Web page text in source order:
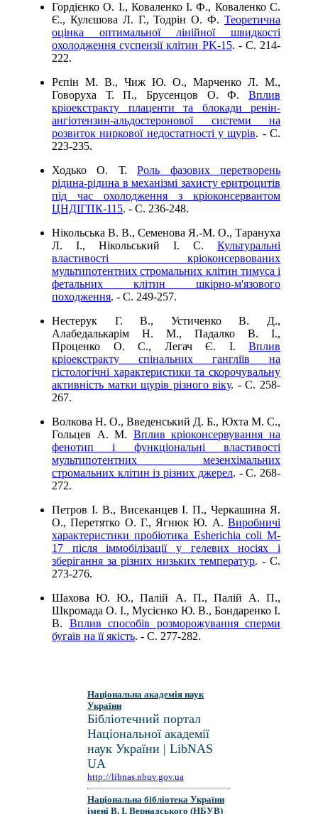
Гордієнко О. І., Коваленко І. Ф., Коваленко С.
Є., Кулєшова Л. Г., Тодрін О. Ф. Теоретична
оцінка оптимальної лінійної швидкості
охолодження суспензії клітин PK-15. - C. 214-
222.
Рєпін М. В., Чиж Ю. О., Марченко Л. М.,
Говоруха Т. П., Брусенцов О. Ф. Вплив
кріоекстракту плаценти та блокади ренін-
ангіотензин-альдостеронової системи на
розвиток ниркової недостатності у щурів. - C.
223-235.
Ходько О. Т.Роль фазових перетворень
рідина-рідина в механізмі захисту еритроцитів
під час охолодження з кріоконсервантом
ЦНДІГПК-115. - C. 236-248.
Нікольська В. В., Семенова Я.-М. О., Тарануха
Л. І., Нікольський І. С. Культуральні
властивості кріоконсервованих
мультипотентних стромальних клітин тимуса і
фетальних клітин шкірно-м'язового
походження. - C. 249-257.
Нестерук Г. В., Устиченко В. Д.,
Алабедалькарім Н. М., Падалко В. І.,
Проценко О. С., Легач Є. І. Вплив
кріоекстракту спінальних гангліїв на
гістологічні характеристики та скорочувальну
активність матки щурів різного віку. - C. 258-
267.
Волкова Н. О., Введенський Д. Б., Юхта М. С.,
Гольцев А. М. Вплив кріоконсервування на
фенотип і функціональні властивості
мультипотентних мезенхімальних
стромальних клітин із різних джерел. - C. 268-
272.
Петров І. В., Висеканцев І. П., Черкашина Я.
О., Перетятко О. Г., Ягнюк Ю. А. Виробничі
характеристики пробіотика Esherichia coli M-
17 після іммобілізації у гелевих носіях і
зберігання за різних низьких температур. - C.
273-276.
Шахова Ю. Ю., Палій А. П., Палій А. П.,
Шкромада О. І., Мусієнко Ю. В., Бондаренко І.
В. Вплив способів розморожування сперми
бугаїв на її якість. - C. 277-282.
Національна академія наук
України
Бібліотечний портал
Національної академії
наук України | LibNAS
UA
http://libnas.nbuv.gov.ua
Національна бібліотека України
імені В. І. Вернадського (НБУВ)